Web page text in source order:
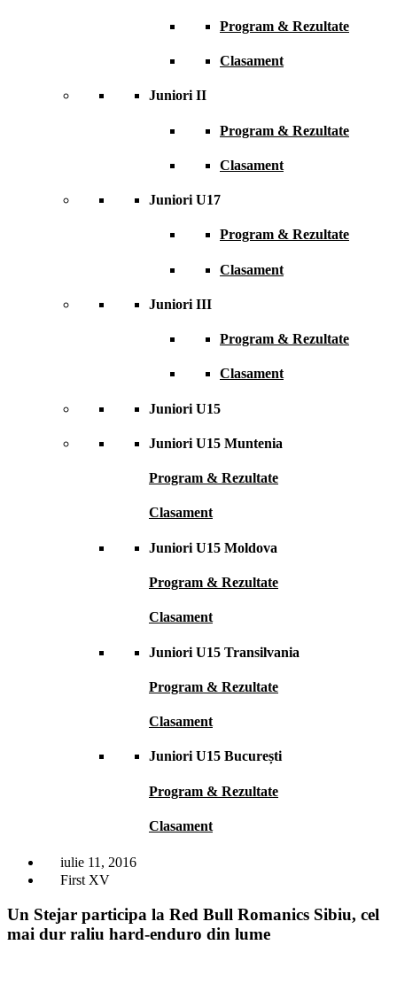
Program & Rezultate
Clasament
Juniori II
Program & Rezultate
Clasament
Juniori U17
Program & Rezultate
Clasament
Juniori III
Program & Rezultate
Clasament
Juniori U15
Juniori U15 Muntenia
Program & Rezultate
Clasament
Juniori U15 Moldova
Program & Rezultate
Clasament
Juniori U15 Transilvania
Program & Rezultate
Clasament
Juniori U15 București
Program & Rezultate
Clasament
iulie 11, 2016
First XV
Un Stejar participa la Red Bull Romanics Sibiu, cel
mai dur raliu hard-enduro din lume